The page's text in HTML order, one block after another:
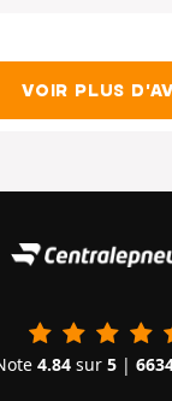
VOIR PLUS
4.84 sur 5 |